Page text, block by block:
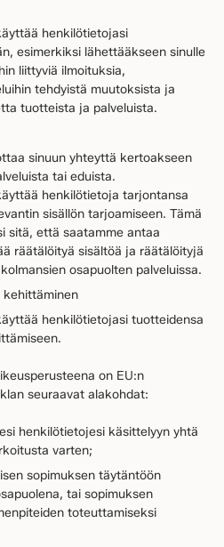
henkilötietojasi
esimerkiksi lähettääkseen sinulle
liittyviä ilmoituksia,
tehdyistä muutoksista ja
tuotteista ja palveluista.
sinuun yhteyttä kertoakseen
tai eduista.
henkilötietoja tarjontansa
sisällön tarjoamiseen. Tämä
sitä, että saatamme antaa
räätälöityä sisältöä ja räätälöityjä
osapuolten palveluissa.
kehittäminen
henkilötietojasi tuotteidensa
on EU:n
seuraavat alakohdat:
henkilötietojesi käsittelyyn yhtä
varten;
sopimuksen täytäntöön
tai sopimuksen
toteuttamiseksi